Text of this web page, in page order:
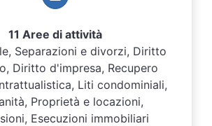
11 Aree di attività
Separazioni e divorzi, Diritto
Diritto d'impresa, Recupero
Liti condominiali,
Proprietà e locazioni,
Esecuzioni immobiliari